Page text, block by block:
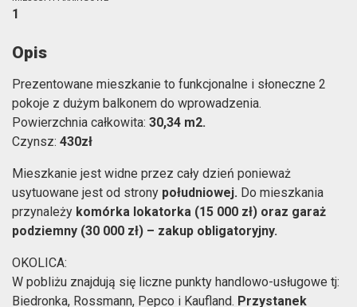
1
Opis
Prezentowane mieszkanie to funkcjonalne i słoneczne 2
pokoje z dużym balkonem do wprowadzenia.
Powierzchnia całkowita: 30,34 m2.
Czynsz: 430zł
Mieszkanie jest widne przez cały dzień ponieważ
usytuowane jest od strony południowej. Do mieszkania
przynależy komórka lokatorka (15 000 zł) oraz garaż
podziemny (30 000 zł) – zakup obligatoryjny.
OKOLICA:
W pobliżu znajdują się liczne punkty handlowo-usługowe tj:
Biedronka, Rossmann, Pepco i Kaufland. Przystanek